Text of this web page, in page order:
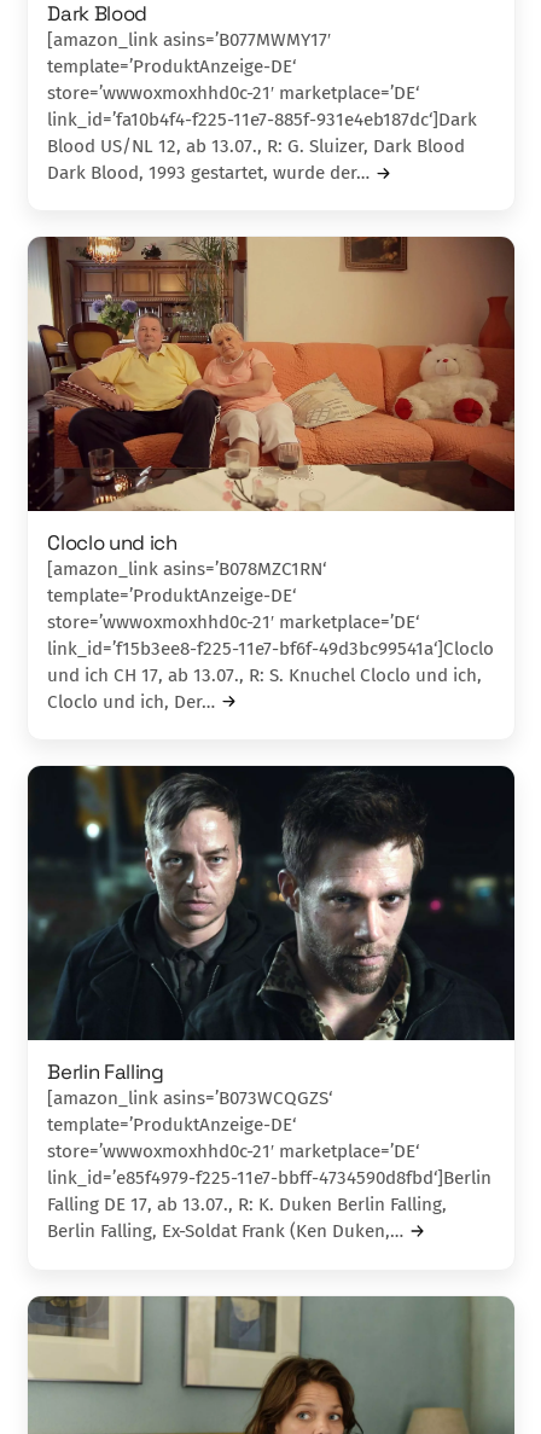
Dark Blood
[amazon_link asins=’B077MWMY17′
template=’ProduktAnzeige-DE‘
store=’wwwoxmoxhhd0c-21′ marketplace=’DE‘
link_id=’fa10b4f4-f225-11e7-885f-931e4eb187dc‘]Dark
Blood US/NL 12, ab 13.07., R: G. Sluizer, Dark Blood
Dark Blood, 1993 gestartet, wurde der…
Cloclo und ich
[amazon_link asins=’B078MZC1RN‘
template=’ProduktAnzeige-DE‘
store=’wwwoxmoxhhd0c-21′ marketplace=’DE‘
link_id=’f15b3ee8-f225-11e7-bf6f-49d3bc99541a‘]Cloclo
und ich CH 17, ab 13.07., R: S. Knuchel Cloclo und ich,
Cloclo und ich, Der…
Berlin Falling
[amazon_link asins=’B073WCQGZS‘
template=’ProduktAnzeige-DE‘
store=’wwwoxmoxhhd0c-21′ marketplace=’DE‘
link_id=’e85f4979-f225-11e7-bbff-4734590d8fbd‘]Berlin
Falling DE 17, ab 13.07., R: K. Duken Berlin Falling,
Berlin Falling, Ex-Soldat Frank (Ken Duken,…